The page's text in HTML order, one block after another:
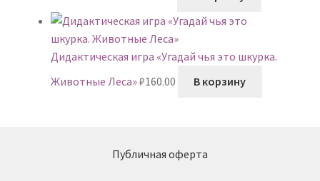
Дидактическая игра «Угадай чья это шкурка.
Животные Леса»₽160.00 В корзину
Публичная оферта